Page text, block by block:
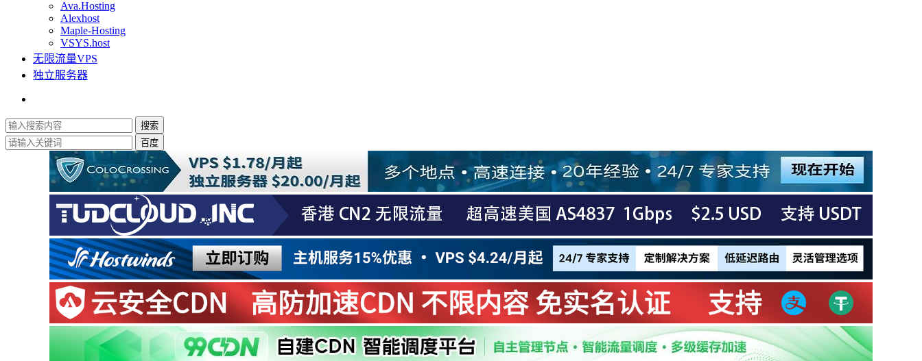
Ava.Hosting
Alexhost
Maple-Hosting
VSYS.host
无限流量VPS
独立服务器